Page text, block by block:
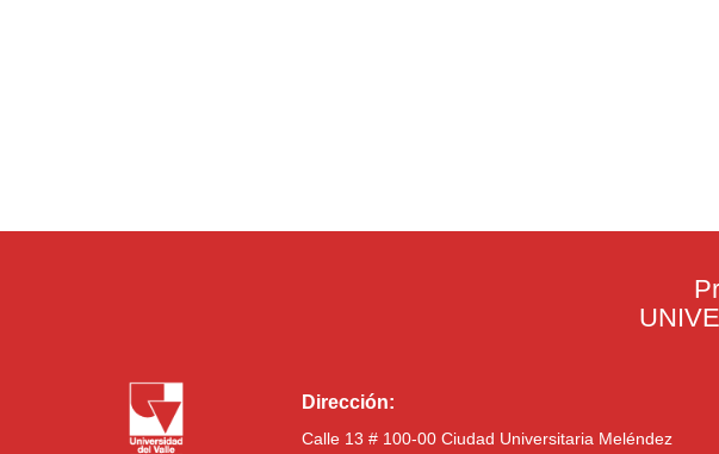
Dirección:
Calle 13 # 100-00 Ciudad Universitaria Meléndez